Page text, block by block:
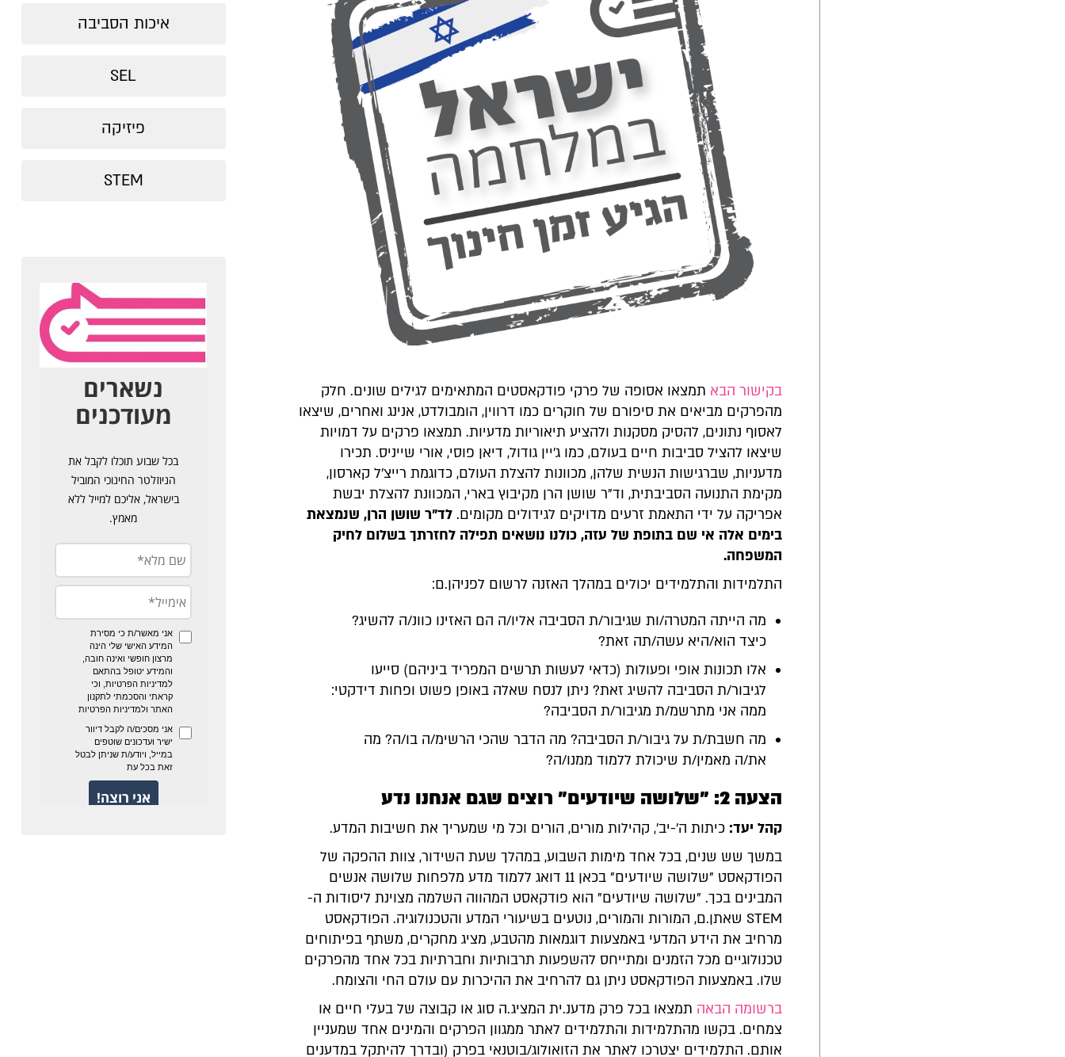
בקישור הבא תמצאו אסופה של פרקי פודקאסטים המתאימים לגילים שונים. חלק
מהפרקים מביאים את סיפורם של חוקרים כמו דרווין, הומבולדט, אנינג ואחרים, שיצאו
לאסוף נתונים, להסיק מסקנות ולהציע תיאוריות מדעיות. תמצאו פרקים על דמויות
שיצאו להציל סביבות חיים בעולם, כמו ג'יין גודול, דיאן פוסי, אורי שייניס. תכירו
מדעניות, שברגישות הנשית שלהן, מכוונות להצלת העולם, כדוגמת רייצ'ל קארסון,
מקימת התנועה הסביבתית, וד"ר שושן הרן מקיבוץ בארי, המכוונת להצלת יבשת
אפריקה על ידי התאמת זרעים מדויקים לגידולים מקומים. לד"ר שושן הרן, שנמצאת
בימים אלה אי שם בתופת של עזה, כולנו נושאים תפילה לחזרתך בשלום לחיק
המשפחה.
התלמידות והתלמידים יכולים במהלך האזנה לרשום לפניהן.ם:
מה הייתה המטרה/ות שגיבור/ת הסביבה אליו/ה הם האזינו כוונ/ה להשיג?
כיצד הוא/היא עשה/תה זאת?
אלו תכונות אופי ופעולות (כדאי לעשות תרשים המפריד ביניהם) סייעו
לגיבור/ת הסביבה להשיג זאת? ניתן לנסח שאלה באופן פשוט ופחות דידקטי:
ממה אני מתרשמ/ת מגיבור/ת הסביבה?
מה חשבת/ת על גיבור/ת הסביבה? מה הדבר שהכי הרשימ/ה בו/ה? מה
את/ה מאמין/ת שיכולת ללמוד ממנו/ה?
הצעה 2: "שלושה שיודעים" רוצים שגם אנחנו נדע
קהל יעד: כיתות ה'-יב', קהילות מורים, הורים וכל מי שמעריך את חשיבות המדע.
במשך שש שנים, בכל אחד מימות השבוע, במהלך שעת השידור, צוות ההפקה של
הפודקאסט "שלושה שיודעים" בכאן 11 דואג ללמוד מדע מלפחות שלושה אנשים
המבינים בכך. "שלושה שיודעים" הוא פודקאסט המהווה השלמה מצוינת ליסודות ה-
STEM שאתן.ם, המורות והמורים, נוטעים בשיעורי המדע והטכנולוגיה. הפודקאסט
מרחיב את הידע המדעי באמצעות דוגמאות מהטבע, מציג מחקרים, משתף בפיתוחים
טכנולוגיים מכל הזמנים ומתייחס להשפעות תרבותיות וחברתיות בכל אחד מהפרקים
שלו. באמצעות הפודקאסט ניתן גם להרחיב את ההיכרות עם עולם החי והצומח.
ברשומה הבאה תמצאו בכל פרק מדענ.ית המציג.ה סוג או קבוצה של בעלי חיים או
צמחים. בקשו מהתלמידות והתלמידים לאתר ממגוון הפרקים והמינים אחד שמעניין
אותם. התלמידים יצטרכו לאתר את הזואולוג/בוטנאי בפרק (ובדרך להיתקל במדענים
איכות הסביבה
SEL
פיזיקה
STEM